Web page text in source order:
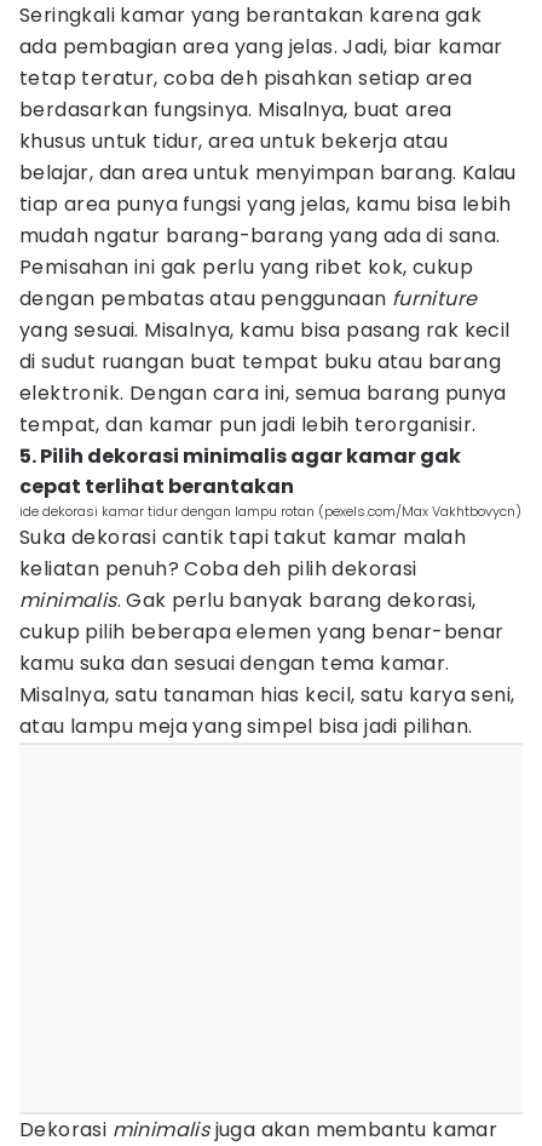
Seringkali kamar yang berantakan karena gak
ada pembagian area yang jelas. Jadi, biar kamar
tetap teratur, coba deh pisahkan setiap area
berdasarkan fungsinya. Misalnya, buat area
khusus untuk tidur, area untuk bekerja atau
belajar, dan area untuk menyimpan barang. Kalau
tiap area punya fungsi yang jelas, kamu bisa lebih
mudah ngatur barang-barang yang ada di sana.
Pemisahan ini gak perlu yang ribet kok, cukup
dengan pembatas atau penggunaan furniture
yang sesuai. Misalnya, kamu bisa pasang rak kecil
di sudut ruangan buat tempat buku atau barang
elektronik. Dengan cara ini, semua barang punya
tempat, dan kamar pun jadi lebih terorganisir.
5. Pilih dekorasi minimalis agar kamar gak
cepat terlihat berantakan
ide dekorasi kamar tidur dengan lampu rotan (pexels.com/Max Vakhtbovycn)
Suka dekorasi cantik tapi takut kamar malah
keliatan penuh? Coba deh pilih dekorasi
minimalis. Gak perlu banyak barang dekorasi,
cukup pilih beberapa elemen yang benar-benar
kamu suka dan sesuai dengan tema kamar.
Misalnya, satu tanaman hias kecil, satu karya seni,
atau lampu meja yang simpel bisa jadi pilihan.
Dekorasi minimalisjuga akan membantu kamar